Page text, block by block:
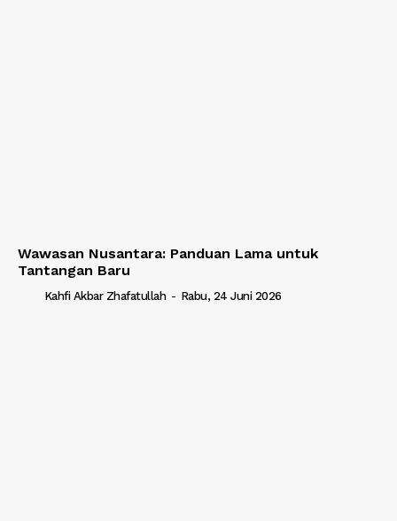
Wawasan Nusantara: Panduan Lama untuk
Tantangan Baru
Kahfi Akbar Zhafatullah - Rabu, 24 Juni 2026